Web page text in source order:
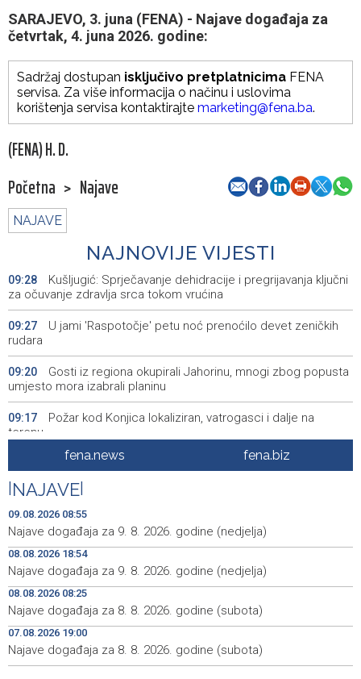
SARAJEVO, 3. juna (FENA) - Najave događaja za
četvrtak, 4. juna 2026. godine:
Sadržaj dostupan isključivo pretplatnicima FENA
servisa. Za više informacija o načinu i uslovima
korištenja servisa kontaktirajte marketing@fena.ba.
(FENA) H. D.
Početna > Najave
NAJAVE
NAJNOVIJE VIJESTI
09:28
Kušljugić: Sprječavanje dehidracije i pregrijavanja ključni
za očuvanje zdravlja srca tokom vrućina
09:27
U jami 'Raspotočje' petu noć prenoćilo devet zeničkih
rudara
09:20
Gosti iz regiona okupirali Jahorinu, mnogi zbog popusta
umjesto mora izabrali planinu
09:17
Požar kod Konjica lokaliziran, vatrogasci i dalje na
terenu
U Stupama održan prvi „Gastro Livno“: Više od 20 jela
predstavilo raznolikost livanjske gastronomije
09:05 Pretežno sunčano jutro u BiH, u Mostaru 29 stepeni
09:01
Od ranih jutarnjih sati duge kolone putničkih vozila na
pojedinim graničnim prelazima
09:00
Blidinje sve privlačnije ljetno odredište, turizam raste uz
izazove očuvanja prirode
08:55 Najave događaja za 9. 8. 2026. godine (nedjelja)
08:30
Nova slikovnica Anite Lovrić djecu kroz ilustracije uvodi
fena.news fena.biz
NAJAVE
09.08.2026 08:55
Najave događaja za 9. 8. 2026. godine (nedjelja)
08.08.2026 18:54
Najave događaja za 9. 8. 2026. godine (nedjelja)
08.08.2026 08:25
Najave događaja za 8. 8. 2026. godine (subota)
07.08.2026 19:00
Najave događaja za 8. 8. 2026. godine (subota)